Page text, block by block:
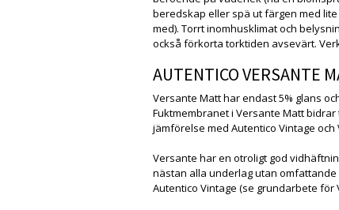
beredskap eller spä ut färgen med
med). Torrt inomhusklimat och
också förkorta torktiden avsevärt.
AUTENTICO VERSANTE
Versante Matt har endast 5% glans
Fuktmembranet i Versante Matt bidrar
jämförelse med Autentico Vintage och
Versante har en otroligt god
nästan alla underlag utan
Autentico Vintage (se grundarbete för